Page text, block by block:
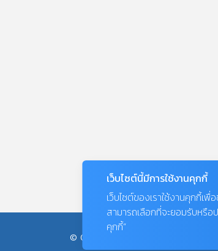
© COPYRIGHT 2026
เว็บไซต์นี้มีการใช้งานคุกกี้
เว็บไซต์ของเราใช้งานคุกกี้เ
สามารถเลือกที่จะยอมรับหรือ
คุกกี้”